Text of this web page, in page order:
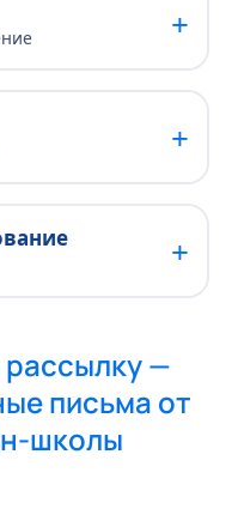
+
+
+
—
письма от
школы